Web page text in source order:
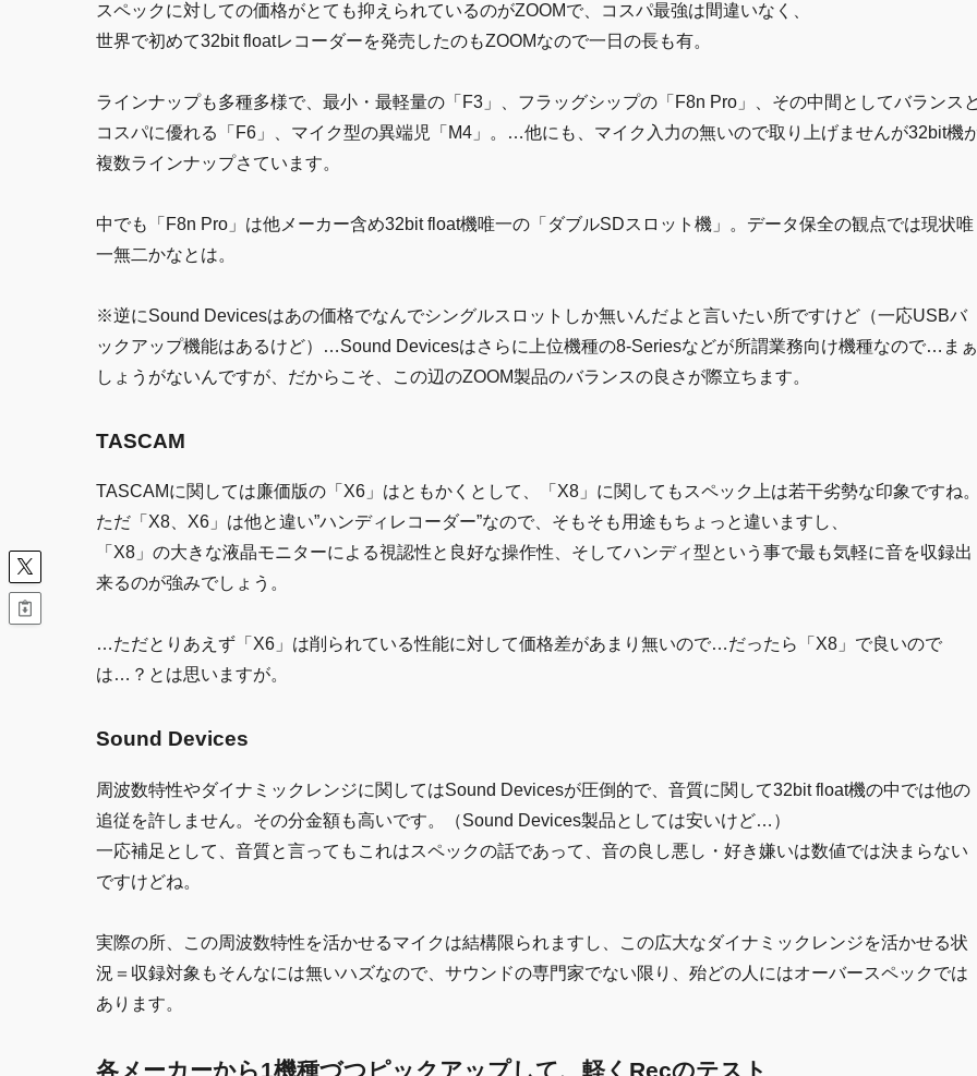
スペックに対しての価格がとても抑えられているのがZOOMで、コスパ最強は間違いなく、
世界で初めて32bit floatレコーダーを発売したのもZOOMなので一日の長も有。
ラインナップも多種多様で、最小・最軽量の「F3」、フラッグシップの「F8n Pro」、その中間としてバランスと
コスパに優れる「F6」、マイク型の異端児「M4」。…他にも、マイク入力の無いので取り上げませんが32bit機
複数ラインナップさています。
中でも「F8n Pro」は他メーカー含め32bit float機唯一の「ダブルSDスロット機」。データ保全の観点では現状唯
一無二かなとは。
※逆にSound Devicesはあの価格でなんでシングルスロットしか無いんだよと言いたい所ですけど（一応USBバ
ックアップ機能はあるけど）…Sound Devicesはさらに上位機種の8-Seriesなどが所謂業務向け機種なので…まぁ
しょうがないんですが、だからこそ、この辺のZOOM製品のバランスの良さが際立ちます。
TASCAM
TASCAMに関しては廉価版の「X6」はともかくとして、「X8」に関してもスペック上は若干劣勢な印象ですね。
ただ「X8、X6」は他と違い”ハンディレコーダー”なので、そもそも用途もちょっと違いますし、
「X8」の大きな液晶モニターによる視認性と良好な操作性、そしてハンディ型という事で最も気軽に音を収録出
来るのが強みでしょう。
…ただとりあえず「X6」は削られている性能に対して価格差があまり無いので…だったら「X8」で良いので
は…？とは思いますが。
Sound Devices
周波数特性やダイナミックレンジに関してはSound Devicesが圧倒的で、音質に関して32bit float機の中では他の
追従を許しません。その分金額も高いです。（Sound Devices製品としては安いけど…）
一応補足として、音質と言ってもこれはスペックの話であって、音の良し悪し・好き嫌いは数値では決まらない
ですけどね。
実際の所、この周波数特性を活かせるマイクは結構限られますし、この広大なダイナミックレンジを活かせる状
況＝収録対象もそんなには無いハズなので、サウンドの専門家でない限り、殆どの人にはオーバースペックでは
あります。
各メーカーから1機種づつピックアップして、軽くRecのテスト